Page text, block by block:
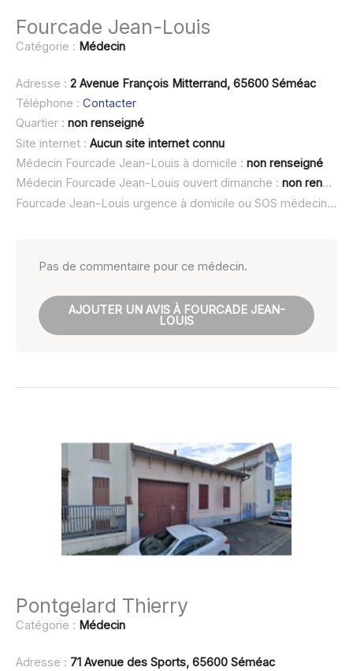
Fourcade Jean-Louis
Catégorie : Médecin
Adresse : 2 Avenue François Mitterrand, 65600 Séméac
Téléphone : Contacter
Quartier : non renseigné
Site internet : Aucun site internet connu
Médecin Fourcade Jean-Louis à domicile : non renseigné
Médecin Fourcade Jean-Louis ouvert dimanche : non renseigné
Fourcade Jean-Louis urgence à domicile ou SOS médecin :
Pas de commentaire pour ce médecin.
AJOUTER UN AVIS À FOURCADE JEAN-
LOUIS
Pontgelard Thierry
Catégorie : Médecin
Adresse : 71 Avenue des Sports, 65600 Séméac